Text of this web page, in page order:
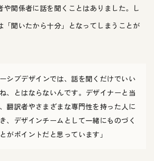
や関係者に話を聞くことはありました。し
「聞いたから十分」となってしまうことが
ーシブデザインでは、話を聞くだけでいい
、とはならないんです。デザイナーと当
翻訳者やさまざまな専門性を持った人に
、デザインチームとして一緒にものづく
がポイントだと思っています」